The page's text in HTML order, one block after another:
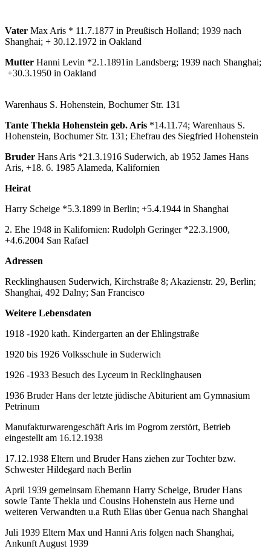
Vater Max Aris * 11.7.1877 in Preußisch Holland; 1939 nach
Shanghai; + 30.12.1972 in Oakland
Mutter Hanni Levin *2.1.1891in Landsberg; 1939 nach Shanghai;
+30.3.1950 in Oakland
Warenhaus S. Hohenstein, Bochumer Str. 131
Tante Thekla Hohenstein geb. Aris *14.11.74; Warenhaus S.
Hohenstein, Bochumer Str. 131; Ehefrau des Siegfried Hohenstein
Bruder Hans Aris *21.3.1916 Suderwich, ab 1952 James Hans
Aris, +18. 6. 1985 Alameda, Kalifornien
Heirat
Harry Scheige *5.3.1899 in Berlin; +5.4.1944 in Shanghai
2. Ehe 1948 in Kalifornien: Rudolph Geringer *22.3.1900,
+4.6.2004 San Rafael
Adressen
Recklinghausen Suderwich, Kirchstraße 8; Akazienstr. 29, Berlin;
Shanghai, 492 Dalny; San Francisco
Weitere Lebensdaten
1918 -1920 kath. Kindergarten an der Ehlingstraße
1920 bis 1926 Volksschule in Suderwich
1926 -1933 Besuch des Lyceum in Recklinghausen
1936 Bruder Hans der letzte jüdische Abiturient am Gymnasium
Petrinum
Manufakturwarengeschäft Aris im Pogrom zerstört, Betrieb
eingestellt am 16.12.1938
17.12.1938 Eltern und Bruder Hans ziehen zur Tochter bzw.
Schwester Hildegard nach Berlin
April 1939 gemeinsam Ehemann Harry Scheige, Bruder Hans
sowie Tante Thekla und Cousins Hohenstein aus Herne und
weiteren Verwandten u.a Ruth Elias über Genua nach Shanghai
Juli 1939 Eltern Max und Hanni Aris folgen nach Shanghai,
Ankunft August 1939